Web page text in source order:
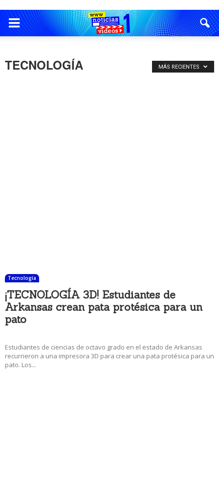
MÁS RECIENTES
TECNOLOGÍA
Tecnología
¡TECNOLOGÍA 3D! Estudiantes de
Arkansas crean pata protésica para un
pato
Estudiantes de ciencias de octavo grado en el estado de Arkansas
recurrieron a una impresora 3D para crear una pata protésica para un
pato. Los...